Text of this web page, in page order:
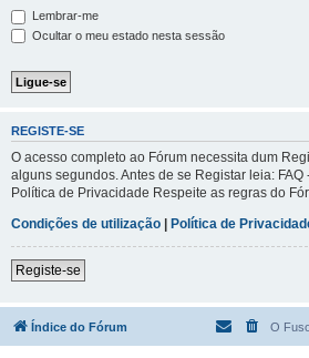
Lembrar-me
Ocultar o meu estado nesta sessão
REGISTE-SE
O acesso completo ao Fórum necessita dum
alguns segundos. Antes de se Registar leia:
Política de Privacidade Respeite as regras do
Condições de utilização | Política de
Registe-se
Índice do Fórum O